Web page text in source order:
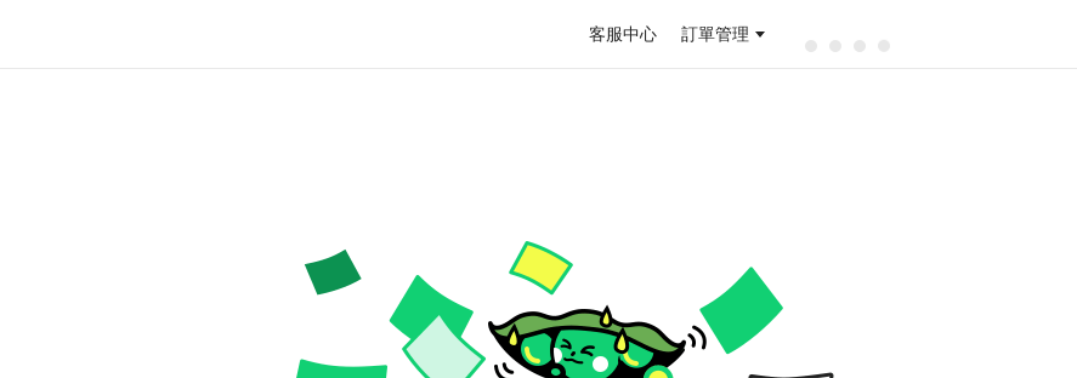
客服中心 訂單管理